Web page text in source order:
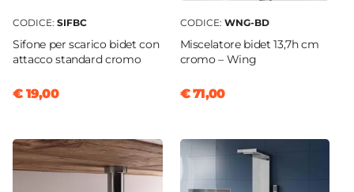
CODICE: SIFBC
Sifone per scarico bidet con
attacco standard cromo
€ 19,00
CODICE: WNG-BD
Miscelatore bidet 13,7h cm
cromo – Wing
€ 71,00